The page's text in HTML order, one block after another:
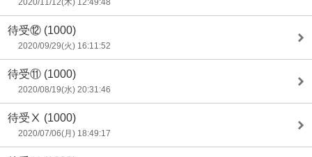
2020/11/12(木) 12:49:48
待受⑫ (1000)
2020/09/29(火) 16:11:52
待受⑪ (1000)
2020/08/19(水) 20:31:46
待受Ⅹ (1000)
2020/07/06(月) 18:49:17